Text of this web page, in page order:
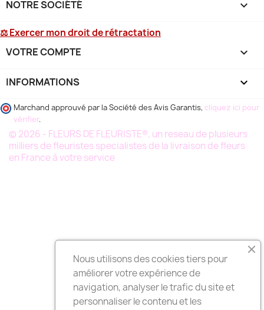
NOTRE SOCIÉTÉ 
⚖ Exercer mon droit de rétractation
VOTRE COMPTE 
INFORMATIONS keyboard_arrow_down
Marchand approuvé par la Société des Avis Garantis, cliquez ici pour
vérifier.
© 2026 - FLEURS DE FLEURISTE®, un reseau de plusieurs
milliers de fleuristes specialistes de la livraison de fleurs
en France à votre service
Nous utilisons des cookies tiers pour
améliorer votre expérience de
navigation, analyser le trafic du site et
personnaliser le contenu et les